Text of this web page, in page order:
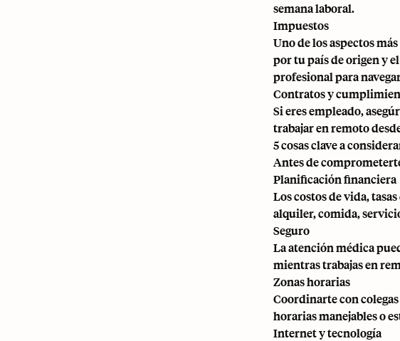
semana laboral.
Impuestos
Uno de los aspectos
por tu país de origen y
profesional para
Contratos y
Si eres empleado,
trabajar en remoto
5 cosas clave a
Antes de
Planificación financiera
Los costos de vida,
alquiler, comida,
Seguro
La atención médica
mientras trabajas en
Zonas horarias
Coordinarte con
horarias manejables o
Internet y tecnología